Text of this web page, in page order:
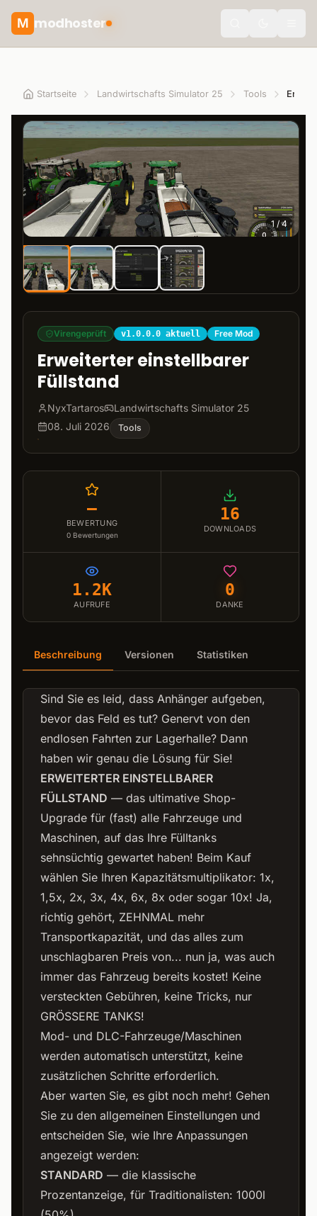
M modhoster
Startseite Landwirtschafts Simulator 25 Tools
1 /4
Virengeprüft v1.0.0.0 aktuell Free Mod
Erweiterter einstellbarer
Füllstand
NyxTartaros
Landwirtschafts Simulator 25
08. Juli 2026
Tools
–
BEWERTUNG
0 Bewertungen
16
DOWNLOADS
1.2K
AUFRUFE
0
DANKE
Beschreibung Versionen Statistiken
Sind Sie es leid, dass Anhänger aufgeben,
bevor das Feld es tut? Genervt von den
endlosen Fahrten zur Lagerhalle? Dann
haben wir genau die Lösung für Sie!
ERWEITERTER EINSTELLBARER
FÜLLSTAND — das ultimative Shop-
Upgrade für (fast) alle Fahrzeuge und
Maschinen, auf das Ihre Fülltanks
sehnsüchtig gewartet haben! Beim Kauf
wählen Sie Ihren Kapazitätsmultiplikator: 1x,
1,5x, 2x, 3x, 4x, 6x, 8x oder sogar 10x! Ja,
richtig gehört, ZEHNMAL mehr
Transportkapazität, und das alles zum
unschlagbaren Preis von... nun ja, was auch
immer das Fahrzeug bereits kostet! Keine
versteckten Gebühren, keine Tricks, nur
GRÖSSERE TANKS!
Mod- und DLC-Fahrzeuge/Maschinen
werden automatisch unterstützt, keine
zusätzlichen Schritte erforderlich.
Aber warten Sie, es gibt noch mehr! Gehen
Sie zu den allgemeinen Einstellungen und
entscheiden Sie, wie Ihre Anpassungen
angezeigt werden:
STANDARD — die klassische
Prozentanzeige, für Traditionalisten: 1000l